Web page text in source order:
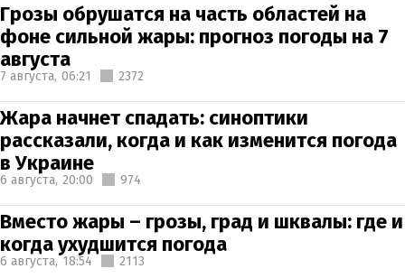
Грозы обрушатся на часть областей на
фоне сильной жары: прогноз погоды на 7
августа
7 августа, 06:21 2372
Жара начнет спадать: синоптики
рассказали, когда и как изменится погода
в Украине
6 августа, 20:00 974
Вместо жары – грозы, град и шквалы: где и
когда ухудшится погода
6 августа, 18:54 2113